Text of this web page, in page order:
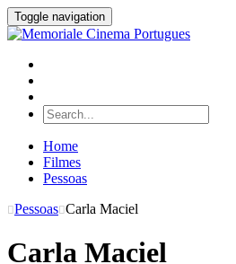
Toggle navigation
Home
Filmes
Pessoas
Pessoas Carla Maciel
Carla Maciel